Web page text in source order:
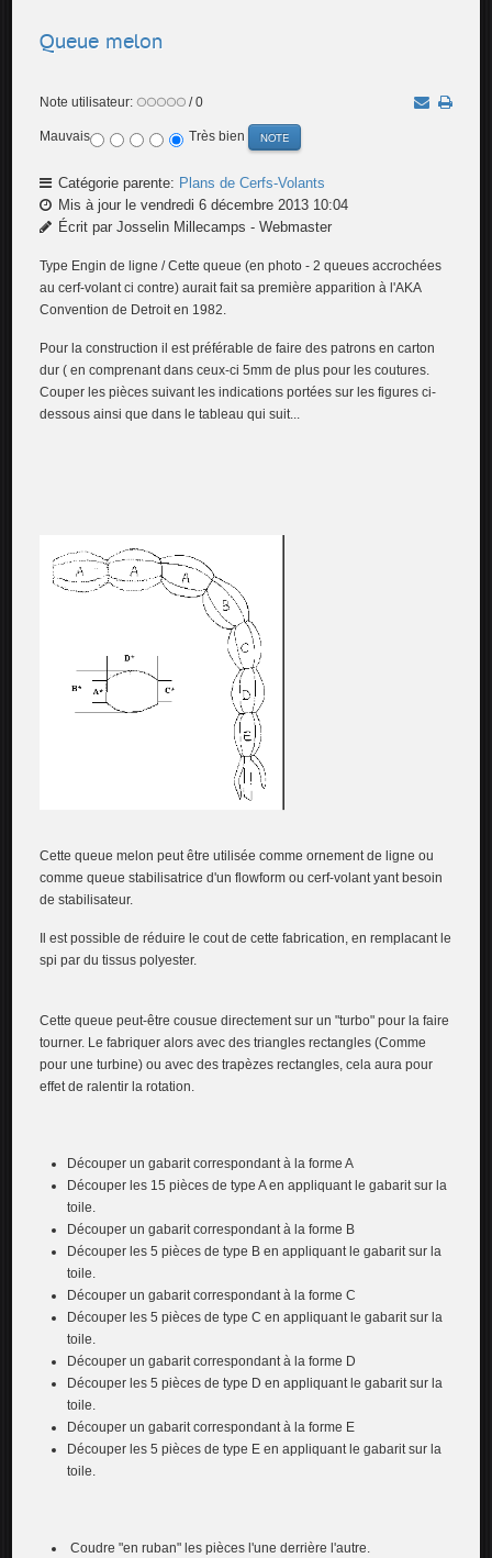
Queue melon
Note utilisateur: / 0
Mauvais Très bien
Catégorie parente: Plans de Cerfs-Volants
Mis à jour le vendredi 6 décembre 2013 10:04
Écrit par Josselin Millecamps - Webmaster
Type Engin de ligne / Cette queue (en photo - 2 queues accrochées
au cerf-volant ci contre) aurait fait sa première apparition à l'AKA
Convention de Detroit en 1982.
Pour la construction il est préférable de faire des patrons en carton
dur ( en comprenant dans ceux-ci 5mm de plus pour les coutures.
Couper les pièces suivant les indications portées sur les figures ci-
dessous ainsi que dans le tableau qui suit...
Cette queue melon peut être utilisée comme ornement de ligne ou
comme queue stabilisatrice d'un flowform ou cerf-volant yant besoin
de stabilisateur.
Il est possible de réduire le cout de cette fabrication, en remplacant le
spi par du tissus polyester.
Cette queue peut-être cousue directement sur un "turbo" pour la faire
tourner. Le fabriquer alors avec des triangles rectangles (Comme
pour une turbine) ou avec des trapèzes rectangles, cela aura pour
effet de ralentir la rotation.
Découper un gabarit correspondant à la forme A
Découper les 15 pièces de type A en appliquant le gabarit sur la
toile.
Découper un gabarit correspondant à la forme B
Découper les 5 pièces de type B en appliquant le gabarit sur la
toile.
Découper un gabarit correspondant à la forme C
Découper les 5 pièces de type C en appliquant le gabarit sur la
toile.
Découper un gabarit correspondant à la forme D
Découper les 5 pièces de type D en appliquant le gabarit sur la
toile.
Découper un gabarit correspondant à la forme E
Découper les 5 pièces de type E en appliquant le gabarit sur la
toile.
Coudre "en ruban" les pièces l'une derrière l'autre.